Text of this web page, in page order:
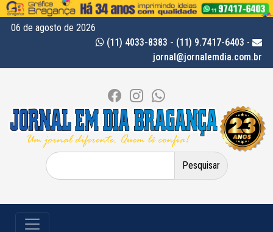
06 de agosto de 2026
(11) 4033-8383 - (11) 9.7417-6403 -
jornal@jornalemdia.com.br
Pesquisar
por: